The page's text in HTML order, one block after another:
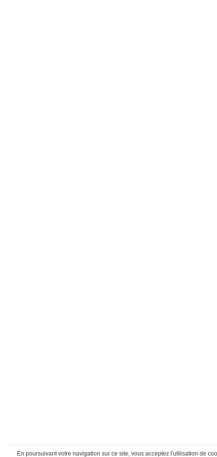
En poursuivant votre navigation sur ce site, vous acceptez l'utilisation de